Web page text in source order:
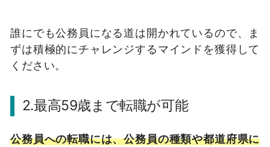
誰にでも公務員になる道は開かれているので、ま
ずは積極的にチャレンジするマインドを獲得して
ください。
2.最高59歳まで転職が可能
公務員への転職には、公務員の種類や都道府県に